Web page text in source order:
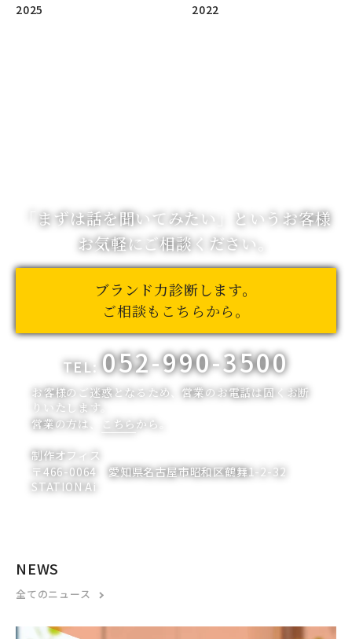
2025
2022
「まずは話を聞いてみたい」
というお客様
お気軽にご相談ください。
ブランド力診断します。
ご相談もこちらから。
TEL:052-990-3500
お客様のご迷惑となるため、営業のお電話は固くお断
りいたします。
営業の方は、
こちらから。
制作オフィス
〒466-0064 愛知県名古屋市昭和区鶴舞1-2-32
STATION Ai
NEWS
全てのニュース